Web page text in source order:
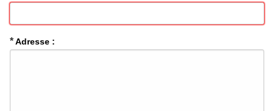
*Adresse :